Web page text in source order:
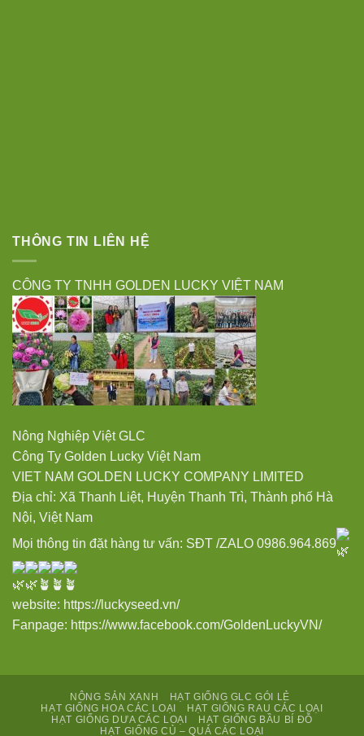
THÔNG TIN LIÊN HỆ
CÔNG TY TNHH GOLDEN LUCKY VIỆT NAM
Nông Nghiệp Việt GLC
Công Ty Golden Lucky Việt Nam
VIET NAM GOLDEN LUCKY COMPANY LIMITED
Địa chỉ: Xã Thanh Liệt, Huyện Thanh Trì, Thành phố Hà
Nội, Việt Nam
Mọi thông tin đặt hàng tư vấn: SĐT /ZALO 0986.964.869
website: https://luckyseed.vn/
Fanpage: https://www.facebook.com/GoldenLuckyVN/
NÔNG SẢN XANH
HẠT GIỐNG GLC GÓI LẺ
HẠT GIỐNG HOA CÁC LOẠI
HẠT GIỐNG RAU CÁC LOẠI
HẠT GIỐNG DƯA CÁC LOẠI
HẠT GIỐNG BẦU BÍ ĐỖ
HẠT GIỐNG CỦ – QUẢ CÁC LOẠI